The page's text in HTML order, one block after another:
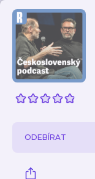
ODEBÍRAT